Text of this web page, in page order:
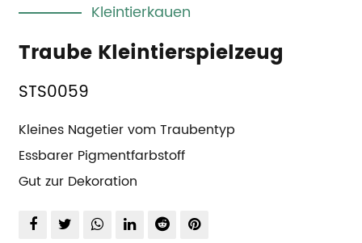
Kleintierkauen
Traube Kleintierspielzeug
STS0059
Kleines Nagetier vom Traubentyp
Essbarer Pigmentfarbstoff
Gut zur Dekoration